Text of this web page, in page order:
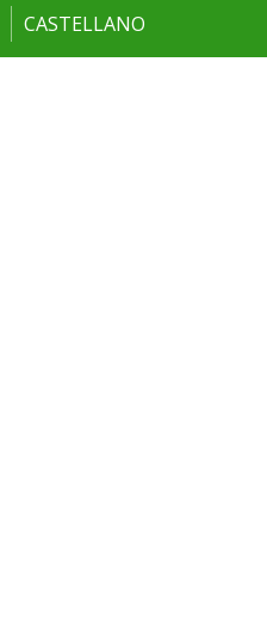
CASTELLANO